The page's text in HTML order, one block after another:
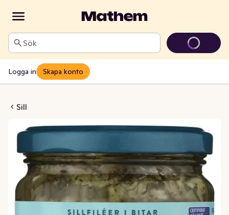
Sök
Logga in Skapa konto
SillMSC